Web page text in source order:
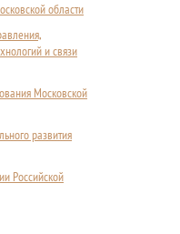
области
и связи
Московской
развития
Российской